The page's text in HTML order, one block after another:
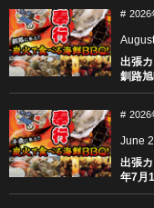
2026
August
出張
釧路
2026
June
出張
年7月